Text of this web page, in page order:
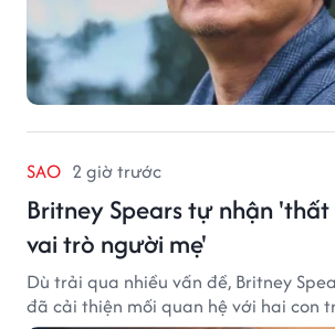
SAO 2 giờ trước
Britney Spears tự nhận
vai trò người mẹ'
Dù trải qua nhiều vấn đề, Britney
đã cải thiện mối quan hệ với hai con